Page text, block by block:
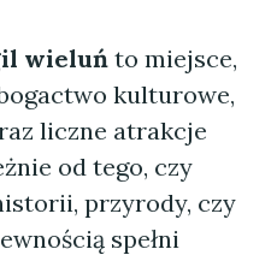
wieluń to miejsce,
kulturowe,
liczne atrakcje
od tego, czy
przyrody, czy
spełni